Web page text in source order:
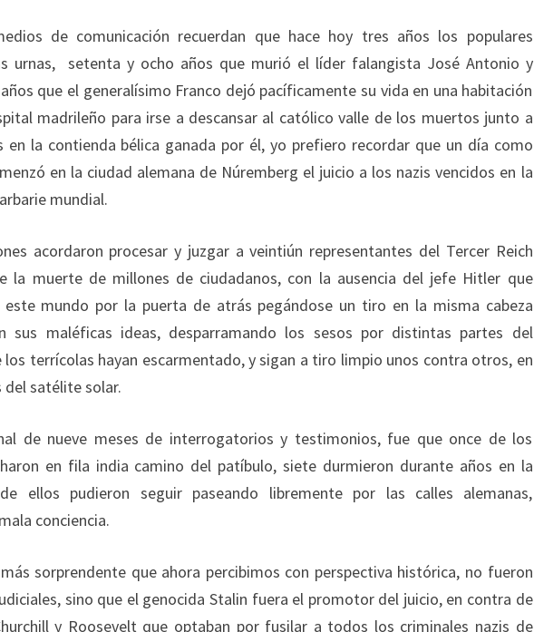
de comunicación recuerdan que hace hoy tres años los populares
urnas, setenta y ocho años que murió el líder falangista José Antonio y
que el generalísimo Franco dejó pacíficamente su vida en una habitación
madrileño para irse a descansar al católico valle de los muertos junto a
en la contienda bélica ganada por él, yo prefiero recordar que un día como
en la ciudad alemana de Núremberg el juicio a los nazis vencidos en la
mundial.
acordaron procesar y juzgar a veintiún representantes del Tercer Reich
la muerte de millones de ciudadanos, con la ausencia del jefe Hitler que
mundo por la puerta de atrás pegándose un tiro en la misma cabeza
sus maléficas ideas, desparramando los sesos por distintas partes del
los terrícolas hayan escarmentado, y sigan a tiro limpio unos contra otros, en
satélite solar.
de nueve meses de interrogatorios y testimonios, fue que once de los
en fila india camino del patíbulo, siete durmieron durante años en la
ellos pudieron seguir paseando libremente por las calles alemanas,
conciencia.
sorprendente que ahora percibimos con perspectiva histórica, no fueron
sino que el genocida Stalin fuera el promotor del juicio, en contra de
y Roosevelt que optaban por fusilar a todos los criminales nazis de